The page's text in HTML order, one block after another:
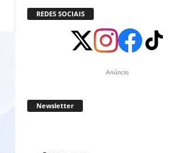
REDES SOCIAIS
Anúncio
Newsletter